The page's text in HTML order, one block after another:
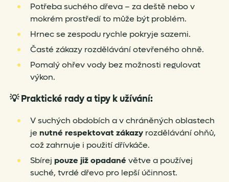
Potřeba suchého dřeva – za deště nebo v
mokrém prostředí to může být problém.
Hrnec se zespodu rychle pokryje sazemi.
Časté zákazy rozdělávání otevřeného ohně.
Pomalý ohřev vody bez možnosti regulovat
výkon.
💡Praktické rady a tipy k užívání:
V suchých obdobích a v chráněných oblastech
je nutné respektovat zákazy rozdělávání ohňů,
což zahrnuje i použití dřívkáče.
Sbírej pouze již opadané větve a používej
suché, tvrdé dřevo pro lepší účinnost.